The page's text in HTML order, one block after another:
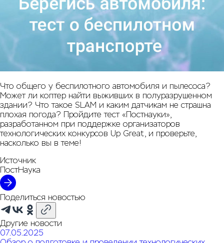
Что общего у беспилотного автомобиля и пылесоса?
Может ли коптер найти выживших в полуразрушенном
здании? Что такое SLAM и каким датчикам не страшна
плохая погода? Пройдите тест «Постнауки»,
разработанном при поддержке организаторов
технологических конкурсов Up Great, и проверьте,
насколько вы в теме!
Источник
ПостНаука
Поделиться новостью
Другие новости
07.05.2025